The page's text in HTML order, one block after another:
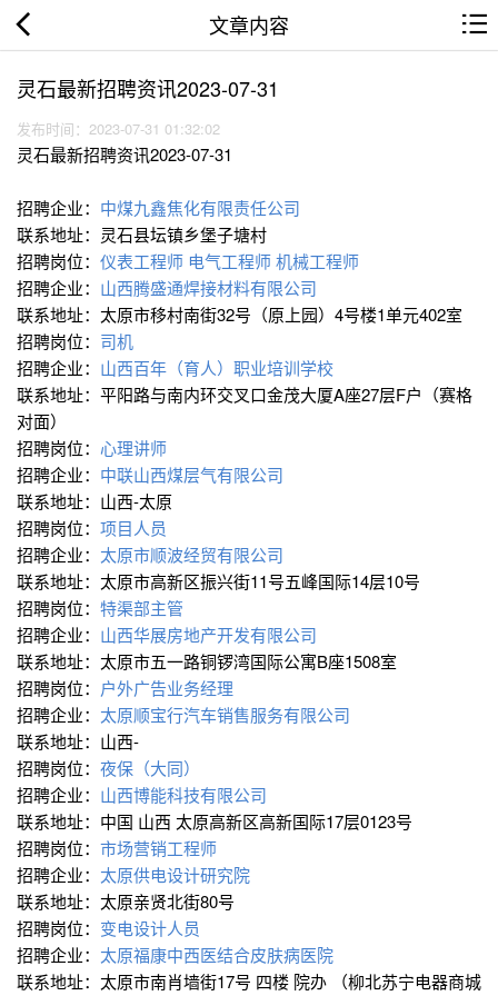
文章内容
灵石最新招聘资讯2023-07-31
发布时间：2023-07-31 01:32:02
灵石最新招聘资讯2023-07-31
招聘企业： 中煤九鑫焦化有限责任公司
联系地址：灵石县坛镇乡堡子塘村
招聘岗位： 仪表工程师 电气工程师机械工程师
招聘企业： 山西腾盛通焊接材料有限公司
联系地址：太原市移村南街32号（原上园）4号楼1单元402室
招聘岗位： 司机
招聘企业： 山西百年（育人）职业培训学校
联系地址：平阳路与南内环交叉口金茂大厦A座27层F户（赛格
对面）
招聘岗位： 心理讲师
招聘企业： 中联山西煤层气有限公司
联系地址：山西-太原
招聘岗位： 项目人员
招聘企业： 太原市顺波经贸有限公司
联系地址：太原市高新区振兴街11号五峰国际14层10号
招聘岗位： 特渠部主管
招聘企业： 山西华展房地产开发有限公司
联系地址：太原市五一路铜锣湾国际公寓B座1508室
招聘岗位： 户外广告业务经理
招聘企业： 太原顺宝行汽车销售服务有限公司
联系地址：山西-
招聘岗位： 夜保（大同）
招聘企业： 山西博能科技有限公司
联系地址：中国 山西 太原高新区高新国际17层0123号
招聘岗位： 市场营销工程师
招聘企业： 太原供电设计研究院
联系地址：太原亲贤北街80号
招聘岗位： 变电设计人员
招聘企业： 太原福康中西医结合皮肤病医院
联系地址：太原市南肖墙街17号 四楼 院办 （柳北苏宁电器商城